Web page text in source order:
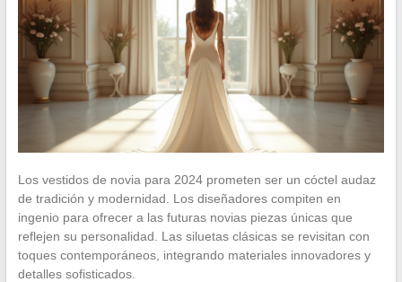
Los vestidos de novia para 2024 prometen ser un cóctel audaz
de tradición y modernidad. Los diseñadores compiten en
ingenio para ofrecer a las futuras novias piezas únicas que
reflejen su personalidad. Las siluetas clásicas se revisitan con
toques contemporáneos, integrando materiales innovadores y
detalles sofisticados.